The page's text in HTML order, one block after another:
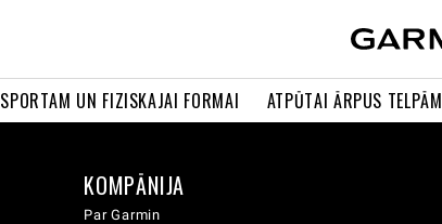
SPORTAM UN FIZISKAJAI FORMAI ATPŪTAI ĀRPUS TELPĀM
KOMPĀNIJA
Par Garmin